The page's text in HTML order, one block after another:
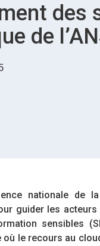
des
de
nationale de
guider les
sensibles
où le recours au